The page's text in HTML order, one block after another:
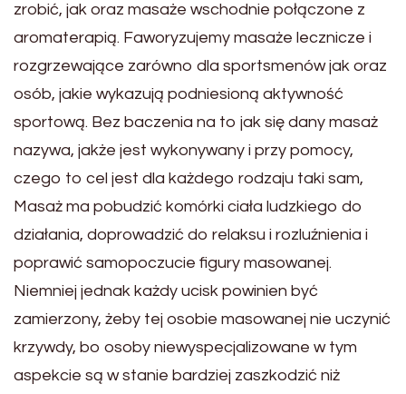
zrobić, jak oraz masaże wschodnie połączone z
aromaterapią. Faworyzujemy masaże lecznicze i
rozgrzewające zarówno dla sportsmenów jak oraz
osób, jakie wykazują podniesioną aktywność
sportową. Bez baczenia na to jak się dany masaż
nazywa, jakże jest wykonywany i przy pomocy,
czego to cel jest dla każdego rodzaju taki sam,
Masaż ma pobudzić komórki ciała ludzkiego do
działania, doprowadzić do relaksu i rozluźnienia i
poprawić samopoczucie figury masowanej.
Niemniej jednak każdy ucisk powinien być
zamierzony, żeby tej osobie masowanej nie uczynić
krzywdy, bo osoby niewyspecjalizowane w tym
aspekcie są w stanie bardziej zaszkodzić niż